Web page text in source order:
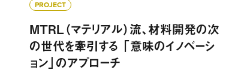
PROJECT
MTRL（マテリアル）流、材料開発の次
の世代を牽引する 「意味のイノベーシ
ョン」のアプローチ